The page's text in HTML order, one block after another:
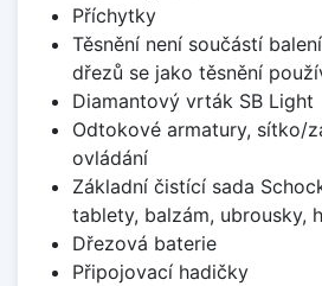
Příchytky
Těsnění není součástí
dřezů se jako těsnění
Diamantový vrták SB Light
Odtokové armatury, sítko/
ovládání
Základní čistící sada
tablety, balzám, ubrousky,
Dřezová baterie
Připojovací hadičky